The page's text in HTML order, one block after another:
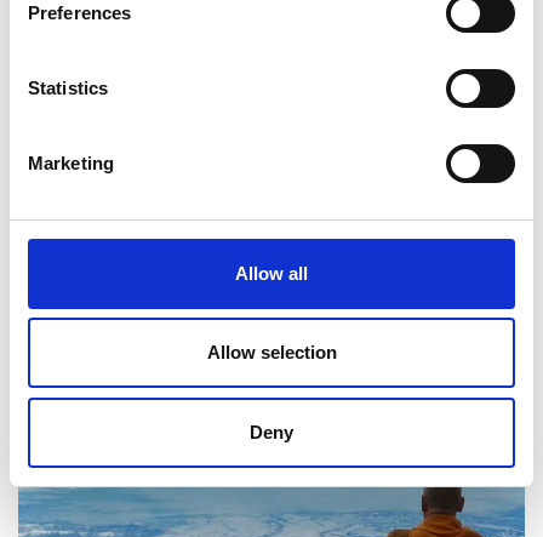
Preferences
Statistics
Marketing
Allow all
Allow selection
Deny
06
DALLA MARMOLADA AL TIBET,
by Redazione|Ambiente
Dalla Marmolada all’Himalaya è allarme rosso per i
ghiacciai. Gli esperti avvertono: “si stanno sciogliendo
troppo in fretta ed a rischio c’è l’intero ecosistema del
pianeta”. Non è una della tante “cassandre” a parlare